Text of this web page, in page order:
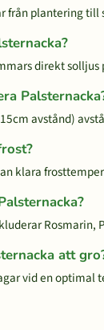
från plantering till
direkt solljus
avstånd)
klara
att
vid en optimal